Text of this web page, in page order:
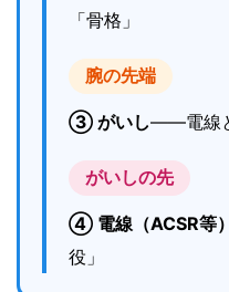
「骨格」
腕の先端
③ がいし——電線
がいしの先
④ 電線（ACSR等）
役」